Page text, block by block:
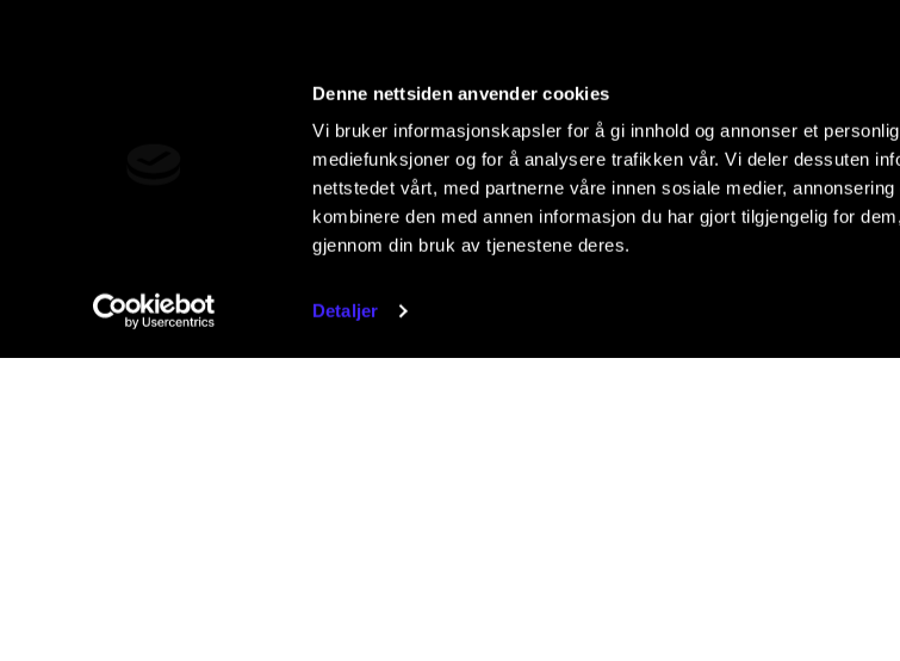
Denne nettsiden anvender cookies
Vi bruker informasjonskapsler for å gi innhold og annonser et
mediefunksjoner og for å analysere trafikken vår. Vi deler dessuten
nettstedet vårt, med partnerne våre innen sosiale medier,
kombinere den med annen informasjon du har gjort tilgjengelig for
gjennom din bruk av tjenestene deres.
Detaljer